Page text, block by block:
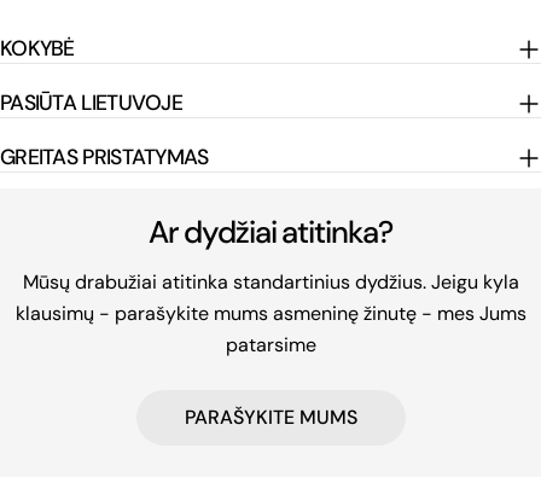
KOKYBĖ
PASIŪTA LIETUVOJE
GREITAS PRISTATYMAS
Ar dydžiai atitinka?
Mūsų drabužiai atitinka standartinius dydžius. Jeigu kyla
klausimų - parašykite mums asmeninę žinutę - mes Jums
patarsime
PARAŠYKITE MUMS